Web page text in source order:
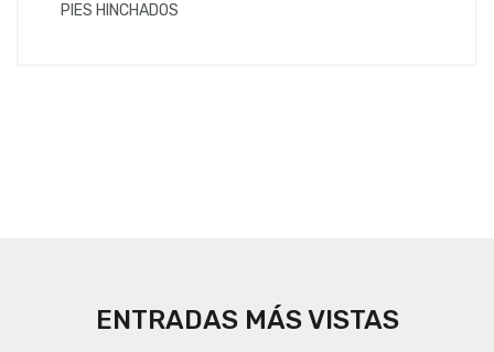
PIES HINCHADOS
ENTRADAS MÁS VISTAS